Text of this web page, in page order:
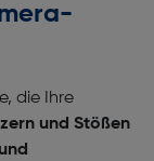
die Ihre
und Stößen